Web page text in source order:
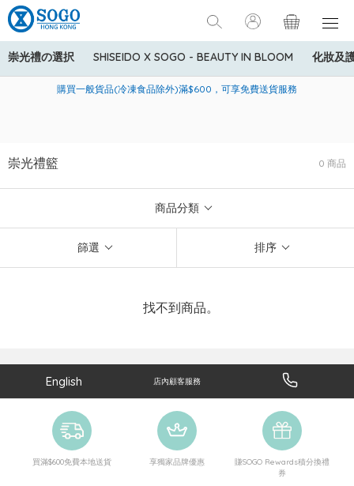
崇光禮の選択 SHISEIDO X SOGO - BEAUTY IN BLOOM 化妝及
美國運通Explorer®信用卡會員購物禮遇：高達5%簽賬回贈！
購買一般貨品(冷凍食品除外)滿$600，可享免費送貨服務
寄送中國內地服務只適用於指定商品，若訂單金額少於HK$600(折
崇光禮籃 0 商品
商品分類
篩選 排序
找不到商品。
English 店內顧客服務
買滿$600免費本地送貨 享獨家品牌優惠
賺SOGO Rewards積分換禮
券